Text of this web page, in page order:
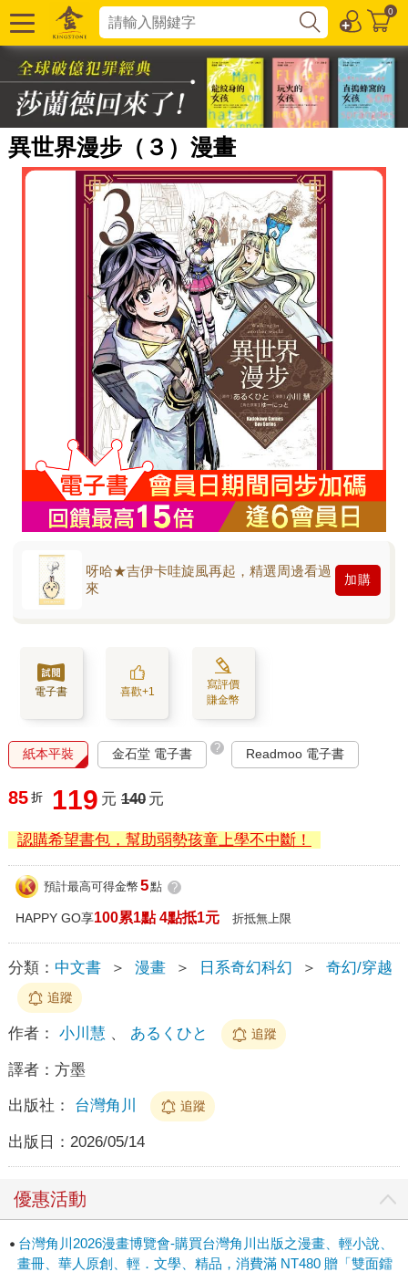
0
異世界漫步（３）漫畫
呀哈★吉伊卡哇旋風再起，精選周邊看過
來
加購
電子書 喜歡+1
寫評價
賺金幣
紙本平裝 金石堂 電子書 ? Readmoo 電子書
85 折 119 元 140 元
認購希望書包，幫助弱勢孩童上學不中斷！
預計最高可得金幣 5點 ?
HAPPY GO享100累1點 4點抵1元 折抵無上限
分類： 中文書 ＞ 漫畫 ＞ 日系奇幻科幻 ＞ 奇幻/穿越
追蹤
作者： 小川慧 、 あるくひと 追蹤
譯者： 方墨
出版社： 台灣角川 追蹤
出版日： 2026/05/14
優惠活動
台灣角川2026漫畫博覽會-購買台灣角川出版之漫畫、輕小說、
畫冊、華人原創、輕．文學、精品，消費滿 NT480 贈「雙面鐳